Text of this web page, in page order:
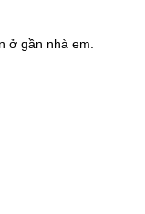
gần nhà em.